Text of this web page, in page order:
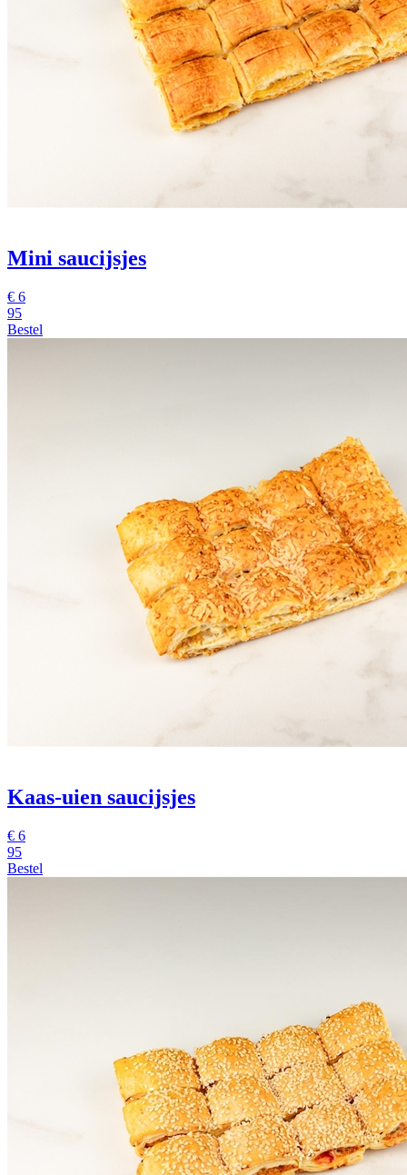
Mini saucijsjes
€ 6
95
Bestel
Kaas-uien saucijsjes
€ 6
95
Bestel